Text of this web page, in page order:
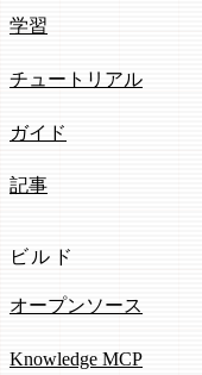
学習
チュートリアル
ガイド
記事
ビルド
オープンソース
Knowledge MCP